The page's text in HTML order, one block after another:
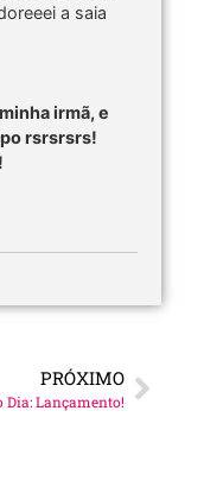
a saia
irmã, e
rsrsrsrs!
PRÓXIMO
Dia: Lançamento!